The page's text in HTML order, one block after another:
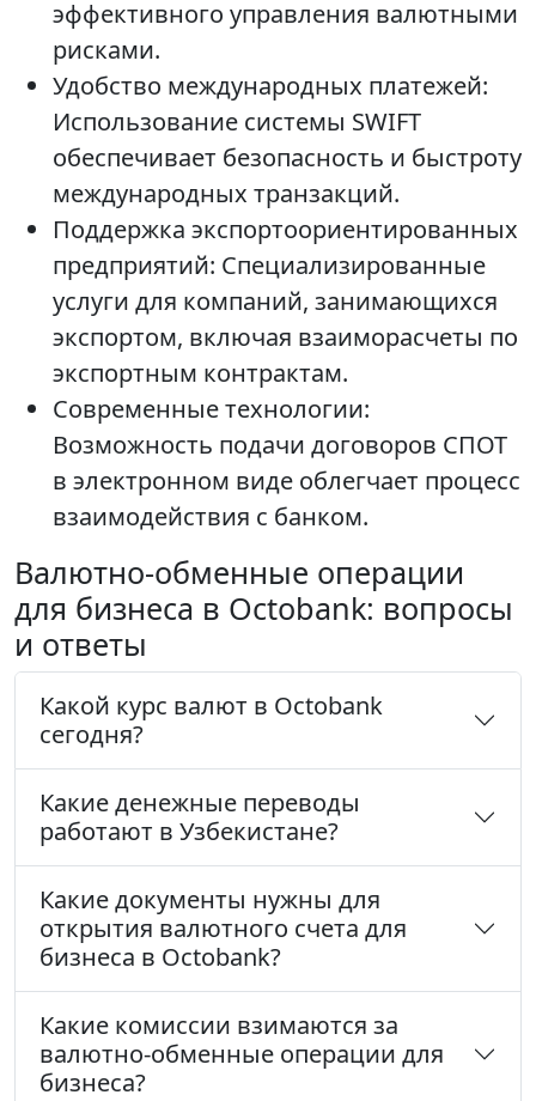
эффективного управления валютными
рисками.
Удобство международных платежей:
Использование системы SWIFT
обеспечивает безопасность и быстроту
международных транзакций.
Поддержка экспортоориентированных
предприятий: Специализированные
услуги для компаний, занимающихся
экспортом, включая взаиморасчеты по
экспортным контрактам.
Современные технологии:
Возможность подачи договоров СПОТ
в электронном виде облегчает процесс
взаимодействия с банком.
Валютно-обменные операции
для бизнеса в Octobank: вопросы
и ответы
Какой курс валют в Octobank
сегодня?
Какие денежные переводы
работают в Узбекистане?
Какие документы нужны для
открытия валютного счета для
бизнеса в Octobank?
Какие комиссии взимаются за
валютно-обменные операции для
бизнеса?